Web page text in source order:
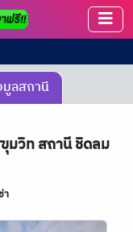
ลสถานี
ขุมวิท สถานี ชิดลม
า